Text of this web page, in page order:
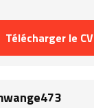
Télécharger le CV